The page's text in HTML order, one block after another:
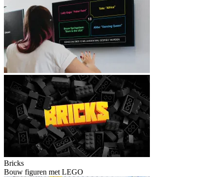
Bricks
Bouw figuren met LEGO